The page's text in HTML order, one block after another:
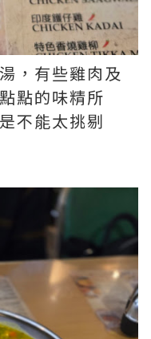
，有些雞肉及
點的味精所
不能太挑剔